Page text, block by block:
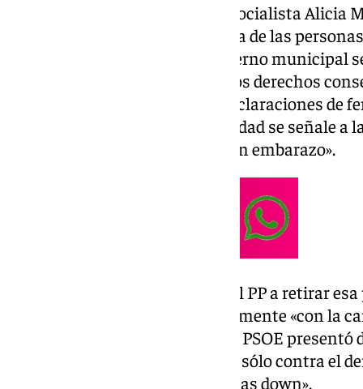
Lo ha adelantado la concejala socialista Alicia
utilización zafia y manipuladora de las
nueva campaña donde «el Gobierno municipal
y ataques de la ultraderecha a los derechos
mujeres, escondiéndose tras declaraciones de
permitiendo que en nuestra ciudad se señale a
voluntariamente interrumpir un embarazo».
Moya ha instado al Gobierno del PP a retirar
al igual que solicitaron anteriormente «con la
mujeres trans», y sobre la que el PSOE
ahora ampliará «por atentar no sólo contra el
contra la dignidad de las personas down».